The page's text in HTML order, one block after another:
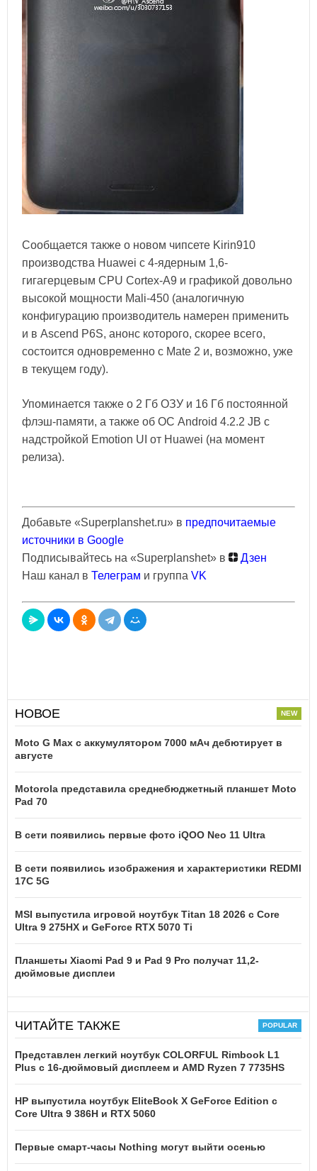
Сообщается также о новом чипсете Kirin910
производства Huawei с 4-ядерным 1,6-
гигагерцевым CPU Cortex-A9 и графикой довольно
высокой мощности Mali-450 (аналогичную
конфигурацию производитель намерен применить
и в Ascend P6S, анонс которого, скорее всего,
состоится одновременно с Mate 2 и, возможно, уже
в текущем году).
Упоминается также о 2 Гб ОЗУ и 16 Гб постоянной
флэш-памяти, а также об ОС Android 4.2.2 JB с
надстройкой Emotion UI от Huawei (на момент
релиза).
Добавьте «Superplanshet.ru» в предпочитаемые
источники в Google
Подписывайтесь на «Superplanshet» в
Дзен
Наш канал в Телеграм и группа VK
НОВОЕ
Moto G Max с аккумулятором 7000 мАч дебютирует в
августе
Motorola представила среднебюджетный планшет Moto
Pad 70
В сети появились первые фото iQOO Neo 11 Ultra
В сети появились изображения и характеристики REDMI
17C 5G
MSI выпустила игровой ноутбук Titan 18 2026 с Core
Ultra 9 275HX и GeForce RTX 5070 Ti
Планшеты Xiaomi Pad 9 и Pad 9 Pro получат 11,2-
дюймовые дисплеи
ЧИТАЙТЕ ТАКЖЕ
Представлен легкий ноутбук COLORFUL Rimbook L1
Plus с 16-дюймовый дисплеем и AMD Ryzen 7 7735HS
HP выпустила ноутбук EliteBook X GeForce Edition с
Core Ultra 9 386H и RTX 5060
Первые смарт-часы Nothing могут выйти осенью